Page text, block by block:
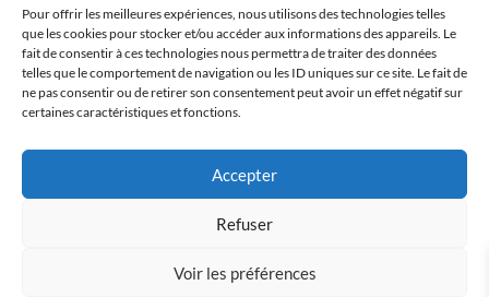
Pour offrir les meilleures expériences, nous utilisons des technologies telles
que les cookies pour stocker et/ou accéder aux informations des appareils. Le
fait de consentir à ces technologies nous permettra de traiter des données
telles que le comportement de navigation ou les ID uniques sur ce site. Le fait de
ne pas consentir ou de retirer son consentement peut avoir un effet négatif sur
certaines caractéristiques et fonctions.
Accepter
Refuser
Voir les préférences
Notre équipe
Contact
Conditions générales de vente
Copyright BlackStarPro © 2025